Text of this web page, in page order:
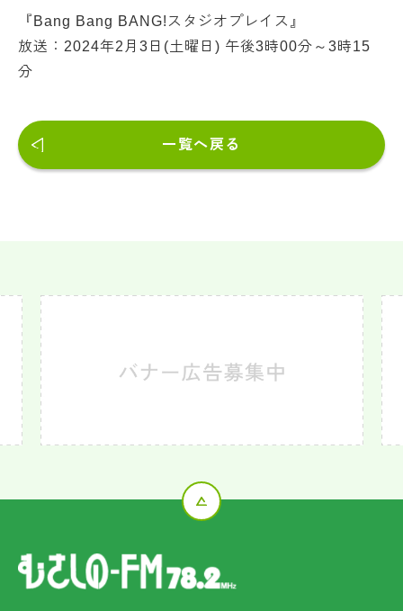
『Bang Bang BANG!スタジオプレイス』
放送：2024年2月3日(土曜日) 午後3時00分～3時15
分
一覧へ戻る